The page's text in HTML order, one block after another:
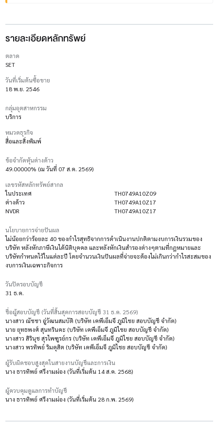
รายละเอียดหลักทรัพย์
ตลาด
SET
วันที่เริ่มต้นซื้อขาย
18 พ.ย. 2546
กลุ่มอุตสาหกรรม
บริการ
หมวดธุรกิจ
สื่อและสิ่งพิมพ์
ข้อจำกัดหุ้นต่างด้าว
49.00000% (ณ วันที่ 07 ส.ค. 2569)
เลขรหัสหลักทรัพย์สากล
ในประเทศ
TH0749A10Z09
ต่างด้าว
TH0749A10Z17
NVDR
TH0749A10Z17
นโยบายการจ่ายปันผล
ไม่น้อยกว่าร้อยละ 40 ของกำไรสุทธิจากการดำเนินงานปกติตามงบการเงินรวมของ
บริษัท หลังหักภาษีเงินได้นิติบุคคล และหลังหักเงินสำรองต่างๆตามที่กฎหมายและ
บริษัทกำหนดไว้ในแต่ละปี โดยจำนวนเงินปันผลที่จ่ายจะต้องไม่เกินกว่ากำไรสะสมของ
งบการเงินเฉพาะกิจการ
วันปิดรอบบัญชี
31 ธ.ค.
ชื่อผู้สอบบัญชี (วันที่สิ้นสุดการสอบบัญชี 31 ธ.ค. 2569)
นางสาว ณัชชา อู่วัฒนสมบัติ (บริษัท เคพีเอ็มจี ภูมิไชย สอบบัญชี จำกัด)
นาย ยุทธพงศ์ สุนทรินคะ (บริษัท เคพีเอ็มจี ภูมิไชย สอบบัญชี จำกัด)
นางสาว สิรินุช สุรไพฑูรย์กร (บริษัท เคพีเอ็มจี ภูมิไชย สอบบัญชี จำกัด)
นางสาว พรทิพย์ ริมดุสิต (บริษัท เคพีเอ็มจี ภูมิไชย สอบบัญชี จำกัด)
ผู้รับผิดชอบสูงสุดในสายงานบัญชีและการเงิน
นาง ธารทิพย์ ศรีงามผ่อง (วันที่เริ่มต้น 14 ส.ค. 2568)
ผู้ควบคุมดูแลการทำบัญชี
นาง ธารทิพย์ ศรีงามผ่อง (วันที่เริ่มต้น 28 ก.พ. 2569)